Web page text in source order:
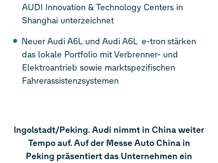
AUDI Innovation & Technology Centers in
Shanghai unterzeichnet
Neuer Audi A6L und Audi A6L e-tron stärken
das lokale Portfolio mit Verbrenner- und
Elektroantrieb sowie marktspezifischen
Fahrerassistenzsystemen
Ingolstadt/Peking. Audi nimmt in China weiter
Tempo auf. Auf der Messe Auto China in
Peking präsentiert das Unternehmen ein